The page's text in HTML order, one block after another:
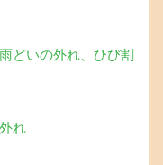
どいの外れ、ひび割
れ